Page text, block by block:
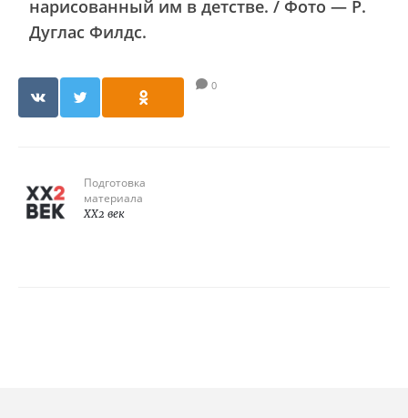
нарисованный им в детстве. / Фото — Р.
Дуглас Филдс.
0
Подготовка
материала
XX2 век